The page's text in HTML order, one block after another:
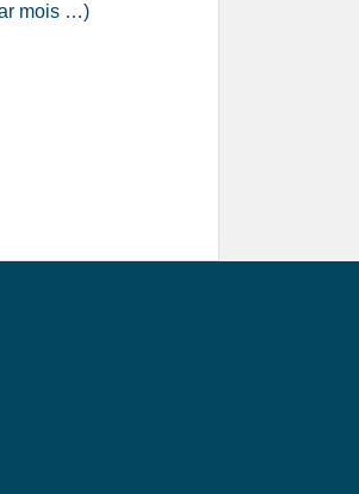
mois …)